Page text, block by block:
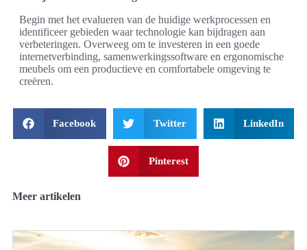
Begin met het evalueren van de huidige werkprocessen en
identificeer gebieden waar technologie kan bijdragen aan
verbeteringen. Overweeg om te investeren in een goede
internetverbinding, samenwerkingssoftware en ergonomische
meubels om een productieve en comfortabele omgeving te
creëren.
Facebook Twitter LinkedIn
Pinterest
Meer artikelen